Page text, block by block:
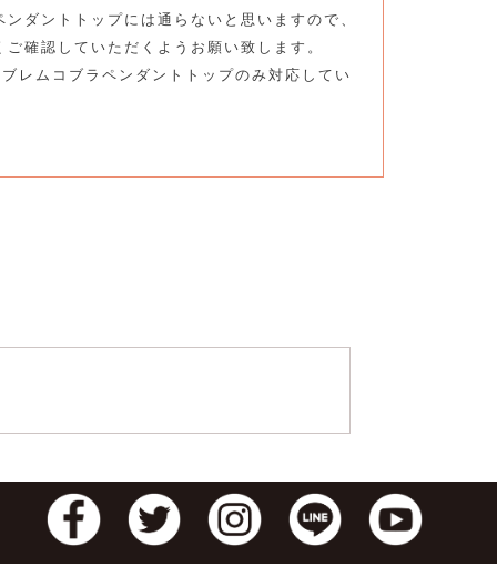
ダントトップには通らないと思いますので、
確認していただくようお願い致します。
レムコブラペンダントトップのみ対応してい